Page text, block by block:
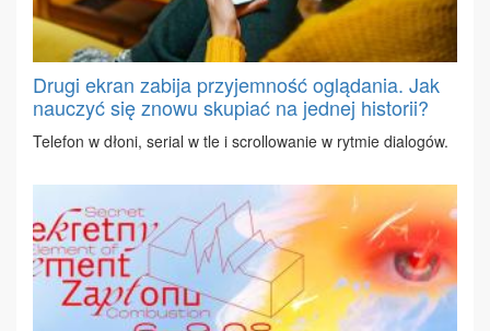
Drugi ekran zabija przyjemność oglądania. Jak
nauczyć się znowu skupiać na jednej historii?
Te­le­fon w dło­ni, se­rial w tle i scrol­lo­wa­nie w ryt­mie dia­lo­gów.